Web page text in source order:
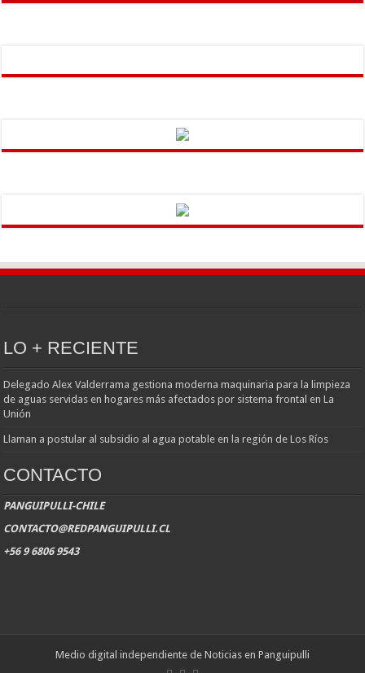
LO + RECIENTE
Delegado Alex Valderrama gestiona moderna maquinaria para la limpieza
de aguas servidas en hogares más afectados por sistema frontal en La
Unión
Llaman a postular al subsidio al agua potable en la región de Los Ríos
CONTACTO
PANGUIPULLI-CHILE
CONTACTO@REDPANGUIPULLI.CL
+56 9 6806 9543
Medio digital independiente de Noticias en Panguipulli